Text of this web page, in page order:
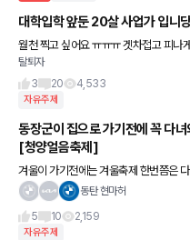
대학입학 앞둔 20살 사업가 입니
월천 찍고 싶어요 ㅠㅠㅠ 겟차접고 피나
여 ㅎ헿
탈퇴자
3
20 4,533
자유주제
동장군이 집으로 가기전에 꼭 다
[청양얼음축제]
겨울이 가기전에는 겨울축제 한번쯤은 다녀와야 제대로
지 않을까 싶네요ㅋㅋㅋ 다녀온지는 조금 됐지만 너무 재밌게 잘 놀
동탄 현마허
5
10 2,159
자유주제